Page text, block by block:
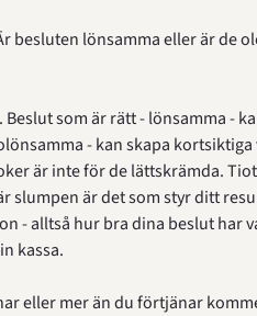
besluten lönsamma eller är de
som är rätt - lönsamma -
- kan skapa kortsiktiga
är inte för de lättskrämda.
slumpen är det som styr ditt
- alltså hur bra dina beslut har
kassa.
eller mer än du förtjänar